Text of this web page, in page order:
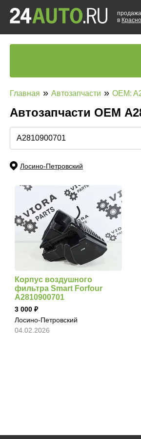
в
Главная » Автозапчасти » OEM:
Автозапчасти ОЕМ
Лосино-Петровский
Корпус воздушного
фильтра Smart Forfour
A2810900701
3 000
Лосино-Петровский
04.02.2026